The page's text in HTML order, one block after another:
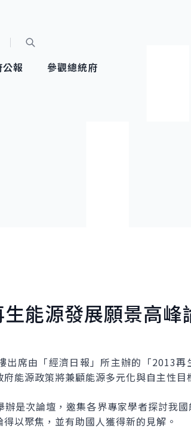
報 參觀總統府
能源發展願景高峰
出席由「經濟日報」所主辦的「2013
能源政策將兼顧能源多元化與自主性目
是次論壇，邀集各界專家學者探討我
以聚焦，並有助國人獲得新的見解。